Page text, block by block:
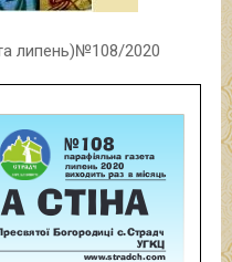
липень)№108/2020